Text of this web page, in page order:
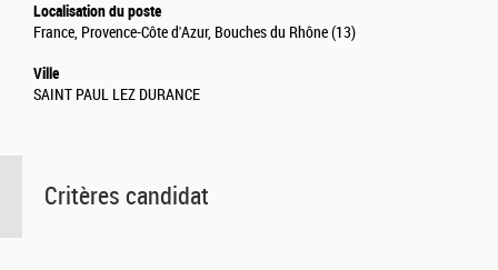
Localisation du poste
France, Provence-Côte d'Azur, Bouches du Rhône (13)
Ville
SAINT PAUL LEZ DURANCE
Critères candidat